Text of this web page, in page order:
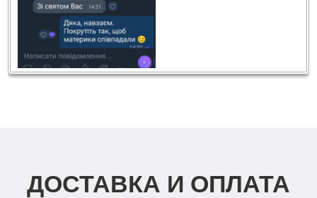
ДОСТАВКА И ОПЛАТА